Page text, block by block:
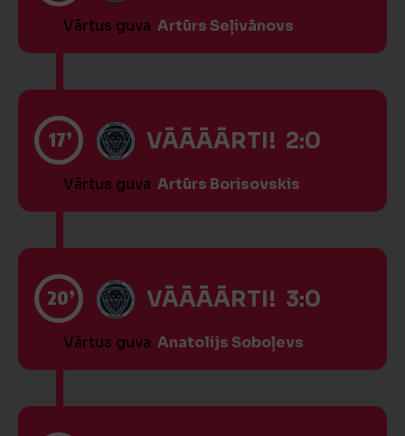
Vārtus guva Artūrs Seļivānovs
17’ VĀĀĀĀRTI! 2:0
Vārtus guva Artūrs Borisovskis
20’ VĀĀĀĀRTI! 3:0
Vārtus guva Anatolijs Soboļevs